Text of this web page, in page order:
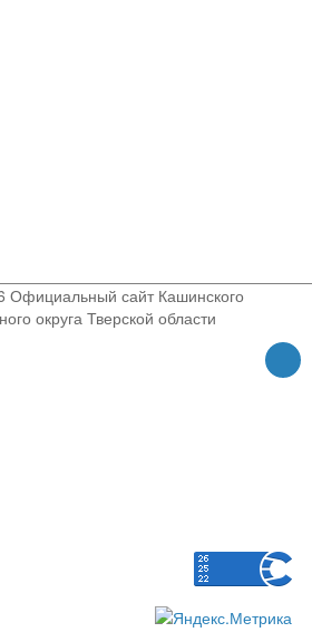
Официальный сайт Кашинского
округа Тверской области